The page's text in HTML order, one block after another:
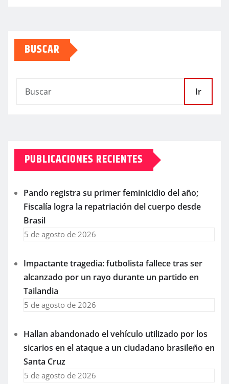
BUSCAR
Ir
PUBLICACIONES RECIENTES
Pando registra su primer feminicidio del año;
Fiscalía logra la repatriación del cuerpo desde
Brasil
5 de agosto de 2026
Impactante tragedia: futbolista fallece tras ser
alcanzado por un rayo durante un partido en
Tailandia
5 de agosto de 2026
Hallan abandonado el vehículo utilizado por los
sicarios en el ataque a un ciudadano brasileño en
Santa Cruz
5 de agosto de 2026